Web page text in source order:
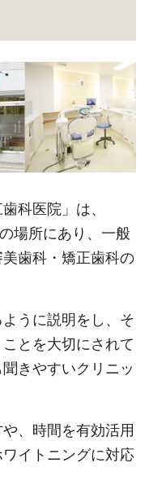
科医院」は、
場所にあり、一般
歯科・矯正歯科の
うに説明をし、そ
とを大切にされて
きやすいクリニッ
、時間を有効活用
イトニングに対応